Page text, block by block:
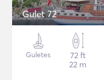
Gulet 72
Guletes
72 ft
22 m